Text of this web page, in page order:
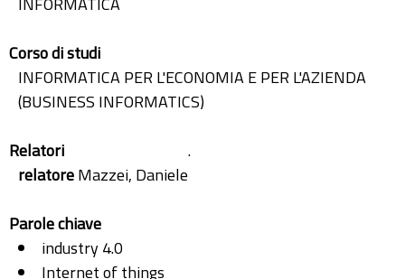
Corso di studi
INFORMATICA PER L'ECONOMIA E PER L'AZIENDA
(BUSINESS INFORMATICS)
Relatori
.
relatoreMazzei, Daniele
Parole chiave
industry 4.0
Internet of things